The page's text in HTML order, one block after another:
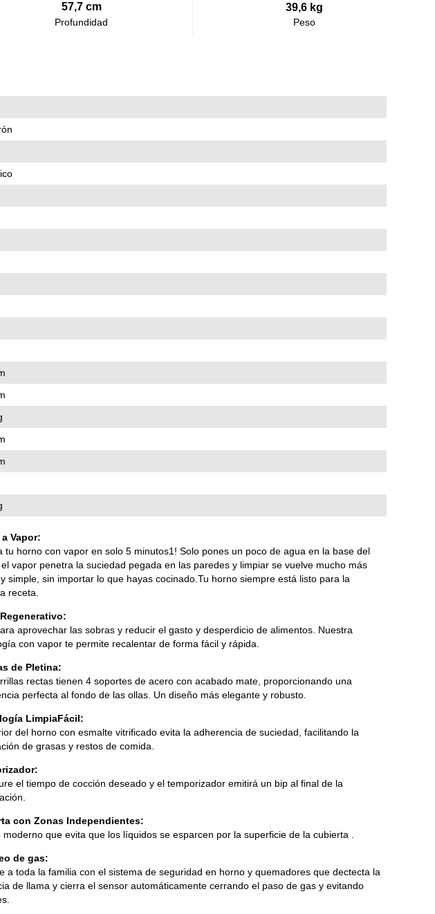
57,7 cm
Profundidad
39,6 kg
Peso
Vapor:
tu horno con vapor en solo 5 minutos1! Solo pones un poco de agua en la base del
vapor penetra la suciedad pegada en las paredes y limpiar se vuelve mucho más
simple, sin importar lo que hayas cocinado.Tu horno siempre está listo para la
receta.
aprovechar las sobras y reducir el gasto y desperdicio de alimentos. Nuestra
con vapor te permite recalentar de forma fácil y rápida.
de Pletina:
rectas tienen 4 soportes de acero con acabado mate, proporcionando una
perfecta al fondo de las ollas. Un diseño más elegante y robusto.
LimpiaFácil:
del horno con esmalte vitrificado evita la adherencia de suciedad, facilitando la
de grasas y restos de comida.
el tiempo de cocción deseado y el temporizador emitirá un bip al final de la
con Zonas Independientes:
moderno que evita que los líquidos se esparcen por la superficie de la cubierta .
de gas:
a toda la familia con el sistema de seguridad en horno y quemadores que dectecta la
de llama y cierra el sensor automáticamente cerrando el paso de gas y evitando